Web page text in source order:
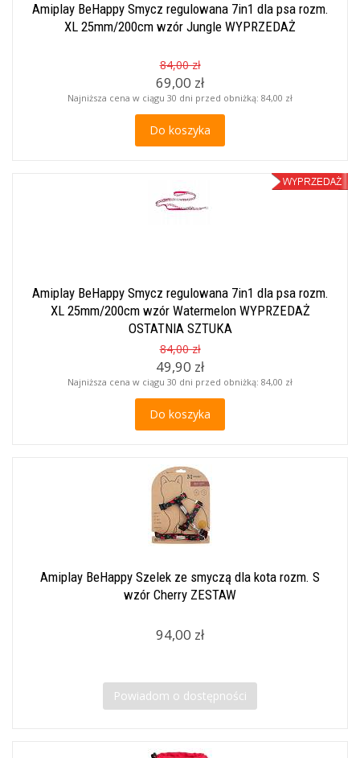
Amiplay BeHappy Smycz regulowana 7in1 dla psa rozm.
XL 25mm/200cm wzór Jungle WYPRZEDAŻ
84,00 zł
69,00 zł
Najniższa cena w ciągu 30 dni przed obniżką: 84,00 zł
Do koszyka
Amiplay BeHappy Smycz regulowana 7in1 dla psa rozm.
XL 25mm/200cm wzór Watermelon WYPRZEDAŻ
OSTATNIA SZTUKA
84,00 zł
49,90 zł
Najniższa cena w ciągu 30 dni przed obniżką: 84,00 zł
Do koszyka
Amiplay BeHappy Szelek ze smyczą dla kota rozm. S
wzór Cherry ZESTAW
94,00 zł
Powiadom o dostępności